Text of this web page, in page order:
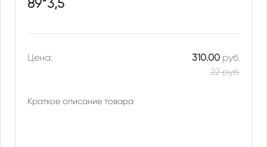
89*3,5
Цена: 310.00руб.
22 руб.
Краткое описание товара